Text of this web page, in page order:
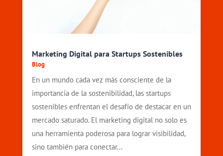
Marketing Digital para Startups Sostenibles
Blog
En un mundo cada vez más consciente de la
importancia de la sostenibilidad, las startups
sostenibles enfrentan el desafío de destacar en un
mercado saturado. El marketing digital no solo es
una herramienta poderosa para lograr visibilidad,
sino también para conectar...